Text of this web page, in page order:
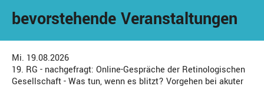
bevorstehende Veranstaltungen
Mi. 19.08.2026
19. RG - nachgefragt: Online-Gespräche der Retinologischen
Gesellschaft - Was tun, wenn es blitzt? Vorgehen bei akuter